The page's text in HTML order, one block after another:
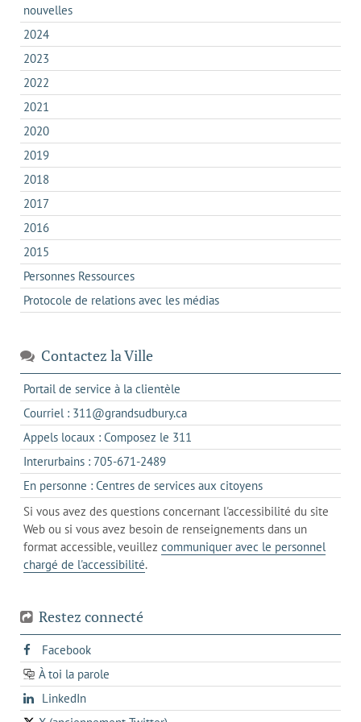
nouvelles
2024
2023
2022
2021
2020
2019
2018
2017
2016
2015
Personnes Ressources
Protocole de relations avec les médias
Contactez la Ville
Portail de service à la clientèle
dans
un
nouvel
Courriel : 311@grandsudbury.cas'ouvre
dans
votre
de
messagerie
Appels locaux : Composez le 311
dans
un
client
de
votre
téléphone
Interurbains : 705-671-2489s'ouvre
dans
un
client
de
votre
En personne : Centres de services aux citoyenss'ouvre
dans
l'onglet
actuel
Si vous avez des questions concernant l'accessibilité du site
Web ou si vous avez besoin de renseignements dans un
format accessible, veuillez communiquer avec le personnel
chargé de l'accessibilité.
Restez connecté
Facebooks'ouvre
dans
un
À toi la parole
opens
in
a
LinkedInopens
in